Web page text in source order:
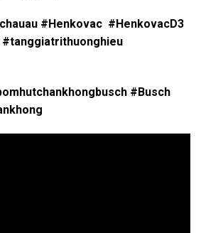
#Henkovac #HenkovacD3
#tanggiatrithuonghieu
#Busch